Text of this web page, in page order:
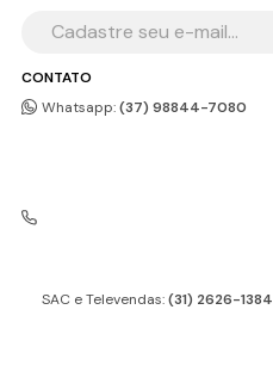
CONTATO
Whatsapp:(37) 98844-7080
SAC e Televendas:(31) 2626-1384